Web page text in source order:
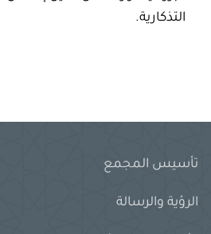
التذكارية.
تأسيس المجمع
الرؤية والرسالة